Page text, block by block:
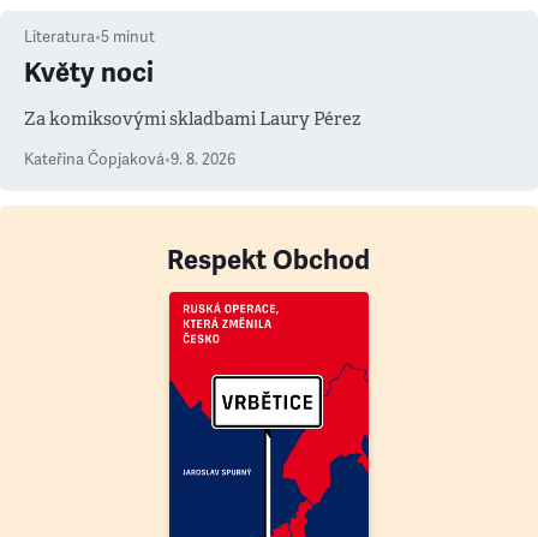
Literatura•5 minut
Květy noci
Za komiksovými skladbami Laury Pérez
Kateřina Čopjaková•9. 8. 2026
Respekt Obchod